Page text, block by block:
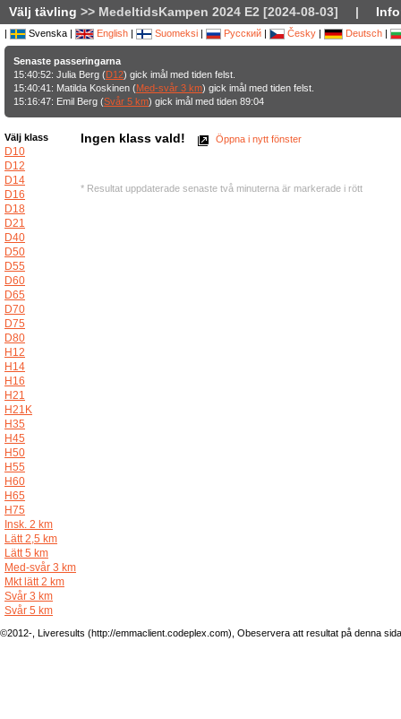
Välj tävling >> MedeltidsKampen 2024 E2 [2024-08-03] |
| Svenska | English | Suomeksi | Русский | Česky | Deutsch |
Senaste passeringarna
15:40:52: Julia Berg (D12) gick imål med tiden felst.
15:40:41: Matilda Koskinen (Med-svår 3 km) gick imål med tiden felst.
15:16:47: Emil Berg (Svår 5 km) gick imål med tiden 89:04
Välj klass
D10
D12
D14
D16
D18
D21
D40
D50
D55
D60
D65
D70
D75
D80
H12
H14
H16
H21
H21K
H35
H45
H50
H55
H60
H65
H75
Insk. 2 km
Lätt 2,5 km
Lätt 5 km
Med-svår 3 km
Mkt lätt 2 km
Svår 3 km
Svår 5 km
Ingen klass vald! Öppna i nytt fönster
* Resultat uppdaterade senaste två minuterna är markerade i rött
©2012-, Liveresults (http://emmaclient.codeplex.com), Obeservera att resultat på denna